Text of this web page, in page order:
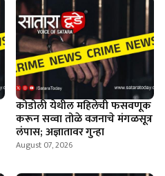
कोडोली येथील महिलेची फसवणूक
करून सव्वा तोळे वजनाचे मंगळसूत्र
लंपास; अज्ञातावर गुन्हा
August 07, 2026